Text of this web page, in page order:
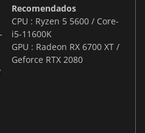
Recomendados
CPU : Ryzen 5 5600 / Core-
i5-11600K
GPU : Radeon RX 6700 XT /
Geforce RTX 2080